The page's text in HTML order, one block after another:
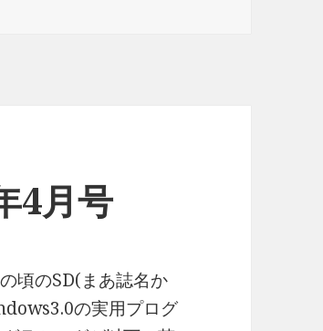
4月号
頃のSD(まあ誌名か
の実用プログ